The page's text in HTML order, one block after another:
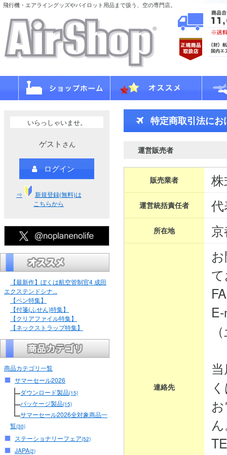
飛行機・エアライングッズやパイロット用品まで扱う、空の専門店。
いらっしゃいませ。
ゲスト さん
ログイン
⇒
新規登録(無料)は
こちらから
【最新作】ぼくは航空管制官4 成田
エクステンドシナ...
【ペン特集】
【付箋(ふせん)特集】
【クリアファイル特集】
【ネックストラップ特集】
商品カテゴリ一覧
サマーセール2026
ダウンロード製品(15)
パッケージ製品(15)
サマーセール2026全対象商品一
覧(30)
ステーショナリーフェア(52)
JAPA(2)
特定商取引法にお
運営販売者
販売業者
運営統括責任者
所在地
連絡先